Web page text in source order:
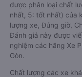
được phân loại chất
nhất, 5: tốt nhất) của
lượng xe, Đúng giờ,
Đánh giá này được
nghiệm các hãng Xe
Gòn.
Chất lượng các xe